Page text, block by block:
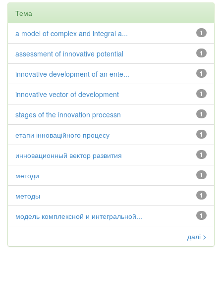
Тема
1
a model of complex and integral a...
1
assessment of innovative potential
1
innovative development of an ente...
1
innovative vector of development
1
stages of the innovation processn
1
етапи інноваційного процесу
1
инновационный вектор развития
1
методи
1
методы
1
модель комплексной и интегральной...
далі >